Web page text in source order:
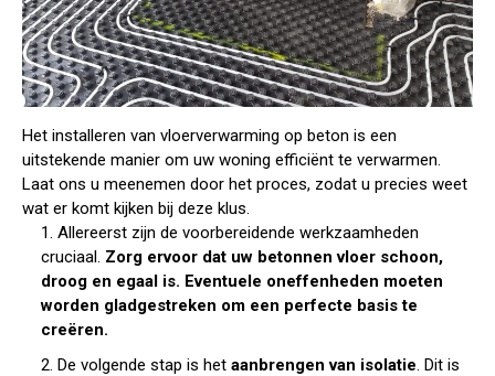
Het installeren van vloerverwarming op beton is een
uitstekende manier om uw woning efficiënt te verwarmen.
Laat ons u meenemen door het proces, zodat u precies weet
wat er komt kijken bij deze klus.
1. Allereerst zijn de voorbereidende werkzaamheden
cruciaal. Zorg ervoor dat uw betonnen vloer schoon,
droog en egaal is. Eventuele oneffenheden moeten
worden gladgestreken om een perfecte basis te
creëren.
2. De volgende stap is hetaanbrengen van isolatie . Dit is